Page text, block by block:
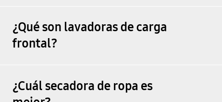
¿Qué son lavadoras de carga
frontal?
¿Cuál secadora de ropa es